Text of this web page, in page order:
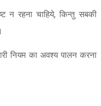
न रहना चाहिये,किन्तु सबकी
नियम का अवश्य पालनकरना